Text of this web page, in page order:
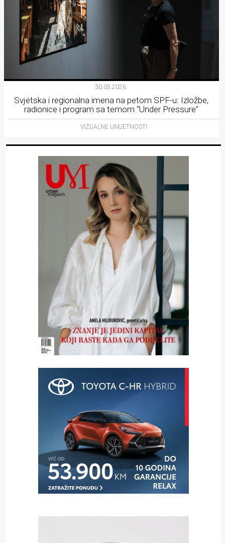
30.05.2026.
Svjetska i regionalna imena na petom SPF-u: Izložbe,
radionice i program sa temom “Under Pressure”
VIZUALNE UMJETNOSTI